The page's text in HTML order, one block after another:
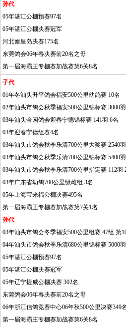
孙代
05年湛江公棚预赛97名
05年湛江公棚决赛冠军
河北秦皇岛决赛175名
东莞鸽会06年春决赛前20名之母
第一届海霸王专棚赛加战赛第6关8名
子代
01年冬汕头升平鸽会福安500公里幼鸽赛 10名
02年汕头市鸽会秋季福安500公里锦标赛 3000
03年汕头金园鸽会迎春宁德锦标赛 141羽 6名
03年迎春宁德组赛4名
03年汕头市鸽会秋季乐清700公里大奖赛 2540
03年汕头市鸽会秋季乐清700公里锦标赛 5400
03年汕头市鸽会秋季乐清700公里指定赛 112羽
03年广东省幼鸽700公里级雌组 3名
05年上海宝来福公棚决赛495名
第一届海霸王专棚赛加战赛第7关1名
孙代
03年汕头市鸽会冬季福安500公里组赛 47组 第
04年汕头市鸽会秋季乐清680公里锦标赛 5000
05年湛江公棚预赛97名
05年湛江公棚决赛冠军
05年辽宁捷威公棚决赛 302名
东莞鸽会06年春决赛前20名之母
06年浙江信鸽竞赛中心06年秋500公里决赛349
第一届海霸王专棚赛加战赛第6关8名